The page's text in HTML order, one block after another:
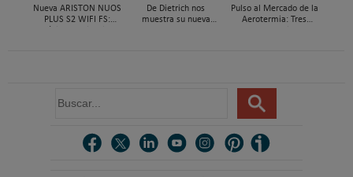
Nueva ARISTON NUOS
PLUS S2 WIFI FS:
De Dietrich nos
muestra su nueva
Pulso al Mercado de la
Aerotermia: Tres
u